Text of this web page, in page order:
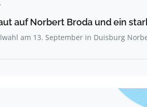
auf Norbert Broda und ein
am 13. September in Duisburg